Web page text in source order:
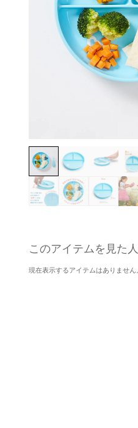
このアイテムを見た
現在表示するアイテムはありません